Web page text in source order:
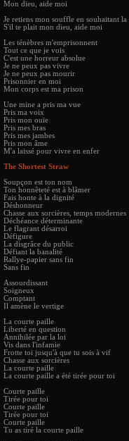
Mon dieu, aide moi
Je retiens mon souffle en souhaitant
S'il te plait mon dieu, aide moi
Les ténèbres m'emprisonnent
Tout ce que je vois
C'est une horreur absolue
Je ne peux pas vivre
Je ne peux pas mourir
Prisonnier en moi
Mon corps est ma prison
Une mine a pris ma vue
Pris ma voix
Pris mon ouïe
Pris mes bras
Pris mes jambes
Pris mon âme
M'a laissé pour vivre en enfer
The Shortest Straw
Soupçon est ton nom
Ton honnêteté est à blâmer
Fais honte à la dignité
Déshonneur
Chasse aux sorcières, temps modernes
Déchéance déterminante
Le flagrant désarroi
Défigure
La disgrâce du public
Défiant la banalité
Rallye-papier sans fin
Sans fin
Assourdissant
Soigneux
Comptant
Il amène le vertige
La courte paille
Liberté en question
Annihilée par la loi
Vis dans l'infamie
Frotte toi jusqu'à que tu sois à vif
Chasse aux sorcières
La courte paille
La courte paille a été tirée pour toi
Courte paille
Tirée pour toi
Courte paille
Tirée pour toi
Courte paille
Tu as tiré la courte paille